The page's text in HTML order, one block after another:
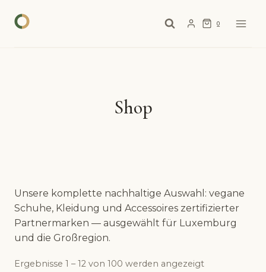
Inhalt
0
Shop
Unsere komplette nachhaltige Auswahl: vegane
Schuhe, Kleidung und Accessoires zertifizierter
Partnermarken — ausgewählt für Luxemburg
und die Großregion.
Ergebnisse 1 – 12 von 100 werden angezeigt